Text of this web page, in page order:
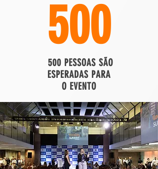
500
500 PESSOAS SÃO
ESPERADAS PARA
O EVENTO